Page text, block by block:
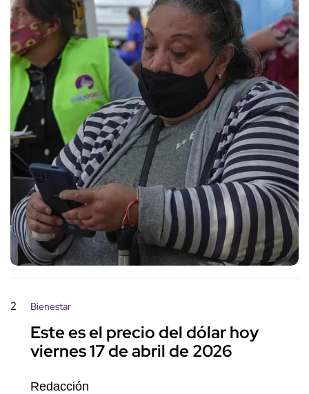
2 Bienestar
Este es el precio del dólar hoy
viernes 17 de abril de 2026
Redacción